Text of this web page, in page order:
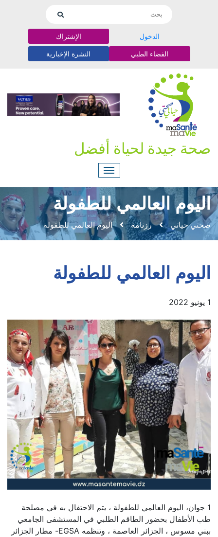
الدخول الإشتراك
الفضاء الطبي النشرة الإخبارية
صحة جيدة لحياة أفضل
اليوم العالمي للطفولة
صحتي حياتي رزنامة اليوم العالمي للطفولة
اليوم العالمي للطفولة
1 يونيو 2022
1 جوان، اليوم العالمي للطفولة ، يتم الاحتفال به في مصلحة
طب الأطفال بحضور الطاقم الطلبي في المستشفى الجامعي
ببني مسوس ، الجزائر العاصمة ، وتنظمه EGSA- مطار الجزائر